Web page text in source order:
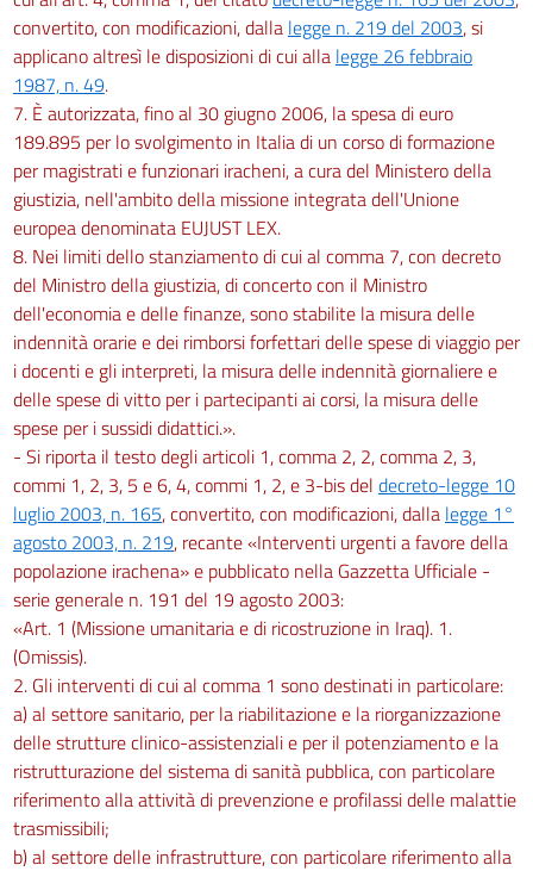
convertito, con modificazioni, dalla legge n. 219 del 2003, si
applicano altresì le disposizioni di cui alla legge 26 febbraio
1987, n. 49.
7. È autorizzata, fino al 30 giugno 2006, la spesa di euro
189.895 per lo svolgimento in Italia di un corso di formazione
per magistrati e funzionari iracheni, a cura del Ministero della
giustizia, nell'ambito della missione integrata dell'Unione
europea denominata EUJUST LEX.
8. Nei limiti dello stanziamento di cui al comma 7, con decreto
del Ministro della giustizia, di concerto con il Ministro
dell'economia e delle finanze, sono stabilite la misura delle
indennità orarie e dei rimborsi forfettari delle spese di viaggio per
i docenti e gli interpreti, la misura delle indennità giornaliere e
delle spese di vitto per i partecipanti ai corsi, la misura delle
spese per i sussidi didattici.».
- Si riporta il testo degli articoli 1, comma 2, 2, comma 2, 3,
commi 1, 2, 3, 5 e 6, 4, commi 1, 2, e 3-bis del decreto-legge 10
luglio 2003, n. 165, convertito, con modificazioni, dalla legge 1°
agosto 2003, n. 219, recante «Interventi urgenti a favore della
popolazione irachena» e pubblicato nella Gazzetta Ufficiale -
serie generale n. 191 del 19 agosto 2003:
«Art. 1 (Missione umanitaria e di ricostruzione in Iraq). 1.
(Omissis).
2. Gli interventi di cui al comma 1 sono destinati in particolare:
a) al settore sanitario, per la riabilitazione e la riorganizzazione
delle strutture clinico-assistenziali e per il potenziamento e la
ristrutturazione del sistema di sanità pubblica, con particolare
riferimento alla attività di prevenzione e profilassi delle malattie
trasmissibili;
b) al settore delle infrastrutture, con particolare riferimento alla